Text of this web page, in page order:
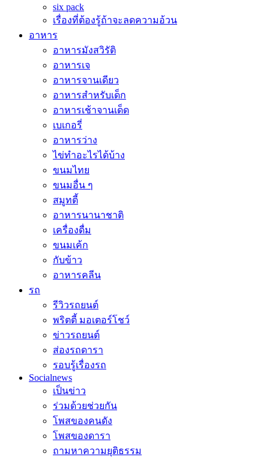
six pack
เรื่องที่ต้องรู้ถ้าจะลดความอ้วน
อาหาร
อาหารมังสวิรัติ
อาหารเจ
อาหารจานเดียว
อาหารสำหรับเด็ก
อาหารเช้าจานเด็ด
เบเกอรี่
อาหารว่าง
ไข่ทำอะไรได้บ้าง
ขนมไทย
ขนมอื่น ๆ
สมูทตี้
อาหารนานาชาติ
เครื่องดื่ม
ขนมเค้ก
กับข้าว
อาหารคลีน
รถ
รีวิวรถยนต์
พริตตี้ มอเตอร์โชว์
ข่าวรถยนต์
ส่องรถดารา
รอบรู้เรื่องรถ
Socialnews
เป็นข่าว
ร่วมด้วยช่วยกัน
โพสของคนดัง
โพสของดารา
ถามหาความยุติธรรม